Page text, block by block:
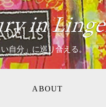
自分」に巡り合える。
ABOUT